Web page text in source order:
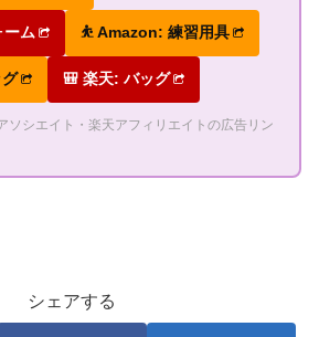
ーム ⛹ Amazon: 練習用具
🎒 楽天: バッグ
ソシエイト・楽天アフィリエイトの広告リン
シェアする